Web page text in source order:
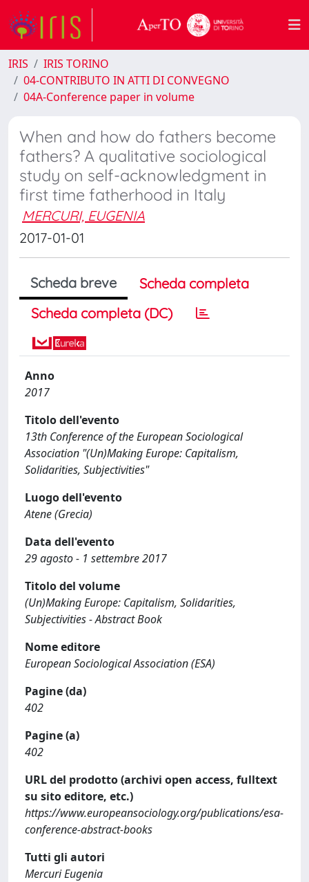
IRIS
IRIS TORINO
04-CONTRIBUTO IN ATTI DI CONVEGNO
04A-Conference paper in volume
When and how do fathers become
fathers? A qualitative sociological
study on self-acknowledgment in
first time fatherhood in Italy
MERCURI, EUGENIA
2017-01-01
Scheda breve
Scheda completa
Scheda completa (DC)
Anno
2017
Titolo dell'evento
13th Conference of the European Sociological
Association "(Un)Making Europe: Capitalism,
Solidarities, Subjectivities"
Luogo dell'evento
Atene (Grecia)
Data dell'evento
29 agosto - 1 settembre 2017
Titolo del volume
(Un)Making Europe: Capitalism, Solidarities,
Subjectivities - Abstract Book
Nome editore
European Sociological Association (ESA)
Pagine (da)
402
Pagine (a)
402
URL del prodotto (archivi open access, fulltext
su sito editore, etc.)
https://www.europeansociology.org/publications/esa-
conference-abstract-books
Tutti gli autori
Mercuri Eugenia